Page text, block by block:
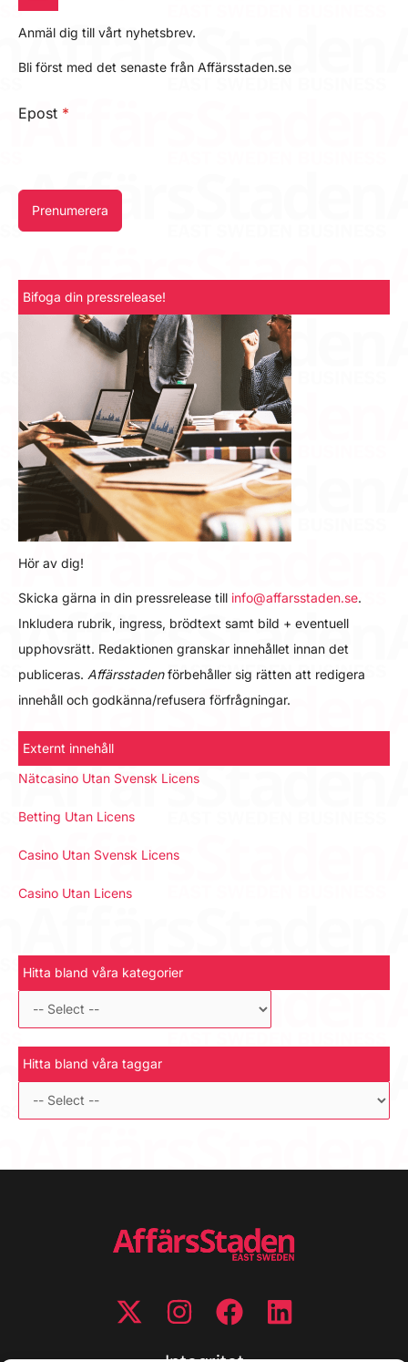
Anmäl dig till vårt nyhetsbrev.
Bli först med det senaste från Affärsstaden.se
Epost *
Prenumerera
Bifoga din pressrelease!
Hör av dig!
Skicka gärna in din pressrelease till info@affarsstaden.se.
Inkludera rubrik, ingress, brödtext samt bild + eventuell
upphovsrätt. Redaktionen granskar innehållet innan det
publiceras. Affärsstadenförbehåller sig rätten att redigera
innehåll och godkänna/refusera förfrågningar.
Externt innehåll
Nätcasino Utan Svensk Licens
Betting Utan Licens
Casino Utan Svensk Licens
Casino Utan Licens
Hitta bland våra kategorier
Hitta bland våra taggar